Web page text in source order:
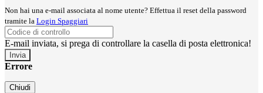
Non hai una e-mail associata al nome utente? Effettua il reset della password
tramite la Login Spaggiari
E-mail inviata, si prega di controllare la casella di posta elettronica!
Errore
Chiudi